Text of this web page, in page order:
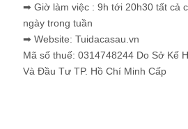
➡ Giờ làm việc : 9h tới 20h30 tất cả
ngày trong tuần
➡ Website: Tuidacasau.vn
Mã số thuế: 0314748244 Do Sở Kế
Và Đầu Tư TP. Hồ Chí Minh Cấp